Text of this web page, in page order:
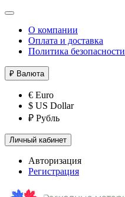
О компании
Оплата и доставка
Политика безопасности
₽ Валюта
€ Euro
$ US Dollar
₽ Рубль
Личный кабинет
Авторизация
Регистрация